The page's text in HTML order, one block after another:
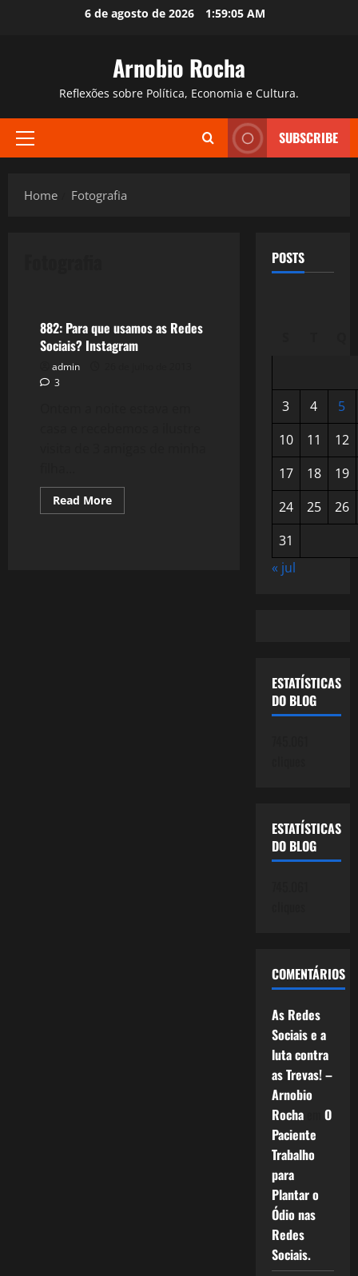
6 de agosto de 2026 1:59:06 AM
Arnobio Rocha
Reflexões sobre Política, Economia e Cultura.
Primary
SUBSCRIBE
Home Fotografia
882: Para que usamos as Redes
Sociais? Instagram
admin
3
Read MoreRead
more
POSTS
3 4
5
10
11
12
17
18
19
24
25
26
31
« jul
ESTATÍSTICAS
DO BLOG
ESTATÍSTICAS
DO BLOG
COMENTÁRIOS
As Redes
Sociais e a
luta contra
as Trevas! –
Arnobio
Rochaem O
Paciente
Trabalho
para
Plantar o
Ódio nas
Redes
Sociais.